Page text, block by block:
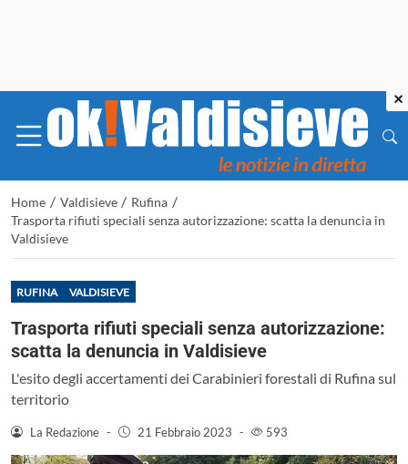
Home / Valdisieve / Rufina /
Trasporta rifiuti speciali senza autorizzazione: scatta la denuncia in
Valdisieve
RUFINA VALDISIEVE
Trasporta rifiuti speciali senza autorizzazione:
scatta la denuncia in Valdisieve
L'esito degli accertamenti dei Carabinieri forestali di Rufina sul
territorio
La Redazione - 21 Febbraio 2023 - 593
×